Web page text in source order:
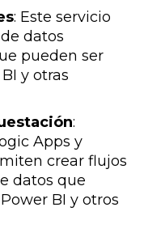
: Este servicio
datos
pueden ser
y otras
:
Apps y
crear flujos
datos que
BI y otros